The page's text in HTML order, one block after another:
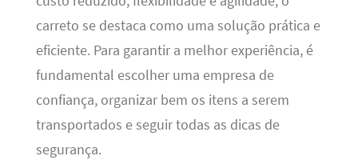
carreto se destaca como uma solução prática e
eficiente. Para garantir a melhor experiência, é
fundamental escolher uma empresa de
confiança, organizar bem os itens a serem
transportados e seguir todas as dicas de
segurança.